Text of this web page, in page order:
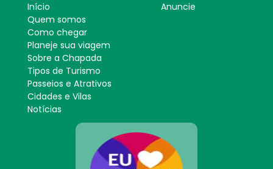
Início
Quem somos
Como chegar
Planeje sua viagem
Sobre a Chapada
Tipos de Turismo
Passeios e Atrativos
Cidades e Vilas
Notícias
Anuncie